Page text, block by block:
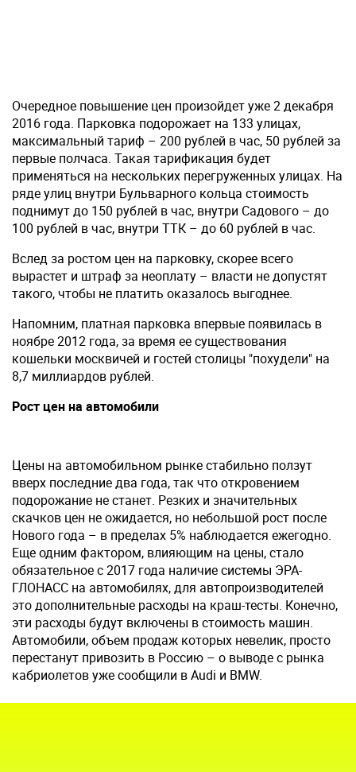
Очередное повышение цен произойдет уже 2 декабря
2016 года. Парковка подорожает на 133 улицах,
максимальный тариф – 200 рублей в час, 50 рублей за
первые полчаса. Такая тарификация будет
применяться на нескольких перегруженных улицах. На
ряде улиц внутри Бульварного кольца стоимость
поднимут до 150 рублей в час, внутри Садового – до
100 рублей в час, внутри ТТК – до 60 рублей в час.
Вслед за ростом цен на парковку, скорее всего
вырастет и штраф за неоплату – власти не допустят
такого, чтобы не платить оказалось выгоднее.
Напомним, платная парковка впервые появилась в
ноябре 2012 года, за время ее существования
кошельки москвичей и гостей столицы "похудели" на
8,7 миллиардов рублей.
Рост цен на автомобили
Цены на автомобильном рынке стабильно ползут
вверх последние два года, так что откровением
подорожание не станет. Резких и значительных
скачков цен не ожидается, но небольшой рост после
Нового года – в пределах 5% наблюдается ежегодно.
Еще одним фактором, влияющим на цены, стало
обязательное с 2017 года наличие системы ЭРА-
ГЛОНАСС на автомобилях, для автопроизводителей
это дополнительные расходы на краш-тесты. Конечно,
эти расходы будут включены в стоимость машин.
Автомобили, объем продаж которых невелик, просто
перестанут привозить в Россию – о выводе с рынка
кабриолетов уже сообщили в Audi и BMW.